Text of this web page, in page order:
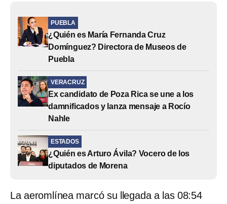
PUEBLA
¿Quién es María Fernanda Cruz
Domínguez? Directora de Museos de
Puebla
VERACRUZ
Ex candidato de Poza Rica se une a los
damnificados y lanza mensaje a Rocío
Nahle
ESTADOS
¿Quién es Arturo Ávila? Vocero de los
diputados de Morena
La aeromlínea marcó su llegada a las 08:54